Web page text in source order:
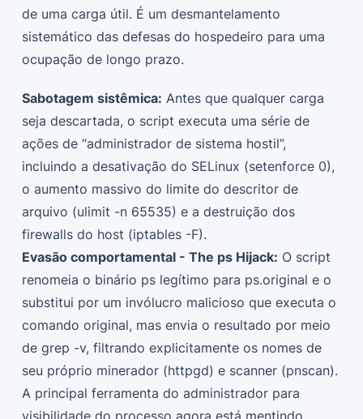
de uma carga útil. É um desmantelamento
sistemático das defesas do hospedeiro para uma
ocupação de longo prazo.
Sabotagem sistêmica: Antes que qualquer carga
seja descartada, o script executa uma série de
ações de “administrador de sistema hostil”,
incluindo a desativação do SELinux (setenforce 0),
o aumento massivo do limite do descritor de
arquivo (ulimit -n 65535) e a destruição dos
firewalls do host (iptables -F).
Evasão comportamental - The ps Hijack: O script
renomeia o binário ps legítimo para ps.original e o
substitui por um invólucro malicioso que executa o
comando original, mas envia o resultado por meio
de grep -v, filtrando explicitamente os nomes de
seu próprio minerador (httpgd) e scanner (pnscan).
A principal ferramenta do administrador para
visibilidade do processo agora está mentindo